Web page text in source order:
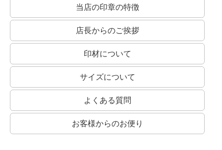
当店の印章の特徴
店長からのご挨拶
印材について
サイズについて
よくある質問
お客様からのお便り